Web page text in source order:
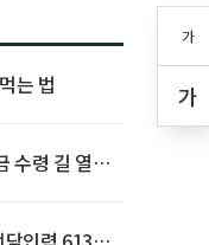
가
가
는 법
수령 길 열린